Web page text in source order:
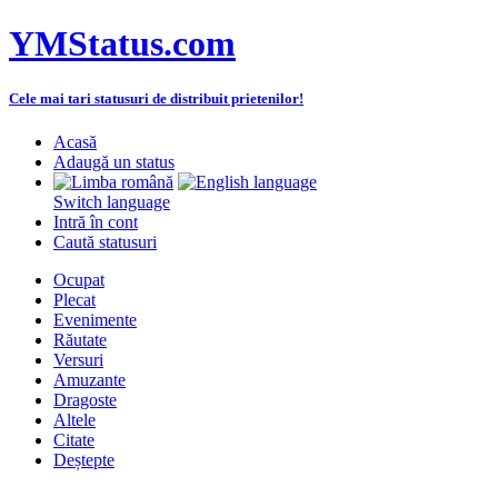
YMStatus.com
Cele mai tari statusuri de distribuit prietenilor!
Acasă
Adaugă un status
Switch language
Intră în cont
Caută statusuri
Ocupat
Plecat
Evenimente
Răutate
Versuri
Amuzante
Dragoste
Altele
Citate
Deștepte